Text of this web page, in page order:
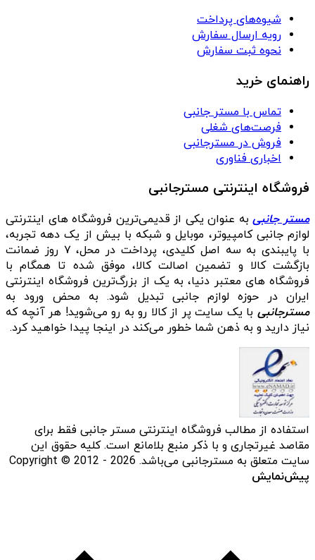
شیوه‌های پرداخت
رویه ارسال سفارش
نحوه ثبت سفارش
راهنمای خرید
تماس با مستر جانبی
فرصت‌های شغلی
فروش در مسترجانبی
اخباری فناوری
فروشگاه اینترنتی مسترجانبی
مستر جانبیبه عنوان یکی از قدیمی‌ترین فروشگاه های اینترنتی
لوازم جانبی کامپیوتر، موبایل و شبکه با بیش از یک دهه تجربه،
با پایبندی به سه اصل کلیدی، پرداخت در محل، ۷ روز ضمانت
بازگشت کالا و تضمین اصالت کالا، موفق شده تا همگام با
فروشگاه‌ های معتبر دنیا، به یک از بزرگ‌ترین فروشگاه اینترنتی
ایران در حوزه لوازم جانبی تبدیل شود. به محض ورود به
مسترجانبی با یک سایت پر از کالا رو به رو می‌شوید! هر آنچه که
نیاز دارید و به ذهن شما خطور می‌کند در اینجا پیدا خواهید کرد.
استفاده از مطالب فروشگاه اینترنتی مستر جانبی فقط برای
مقاصد غیرتجاری و با ذکر منبع بلامانع است. کلیه حقوق این
سایت متعلق به مسترجانبی می‌باشد. Copyright © 2012 - 2026
پیش‌نمایش